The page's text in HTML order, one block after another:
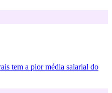
tem a pior média salarial do